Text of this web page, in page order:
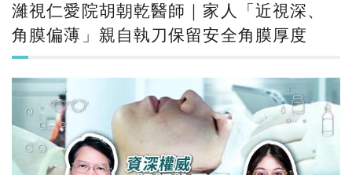
濰視仁愛院胡朝乾醫師｜家人「近視深、
角膜偏薄」親自執刀保留安全角膜厚度